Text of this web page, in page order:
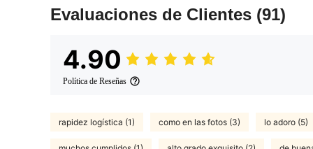
Evaluaciones de Clientes (91)
4.90
Política de Reseñas
rapidez logística (1) como en las fotos (3) lo adoro (5)